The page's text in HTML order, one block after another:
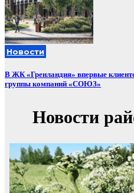
Новости
В ЖК «Гренландия» впервые
группы компаний «СОЮЗ»